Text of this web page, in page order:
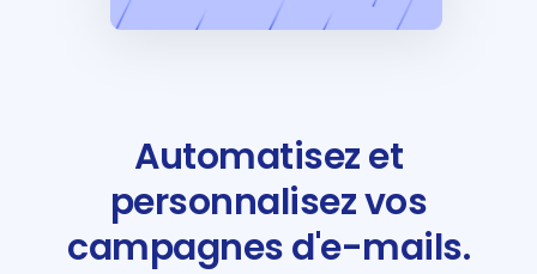
Automatisez et
personnalisez vos
campagnes d'e-mails.